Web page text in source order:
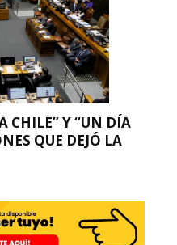
CHILE” Y “UN DÍA
QUE DEJÓ LA